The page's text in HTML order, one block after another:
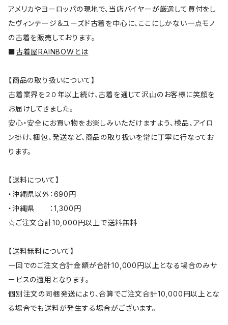
アメリカやヨーロッパの現地で、当店バイヤーが厳選して買付をし
たヴィンテージ＆ユーズド古着を中心に、ここにしかない一点モノ
の古着を販売しております。
■古着屋RAINBOWとは
【商品の取り扱いについて】
古着業界を２０年以上続け、古着を通じて沢山のお客様に笑顔を
お届けしてきました。
安心・安全にお買い物をお楽しみいただけますよう、検品、アイロ
ン掛け、梱包、発送など、商品の取り扱いを常に丁寧に行なってお
ります。
【送料について】
・沖縄県以外：690円
・沖縄県 ：1,300円
☆ご注文合計10,000円以上で送料無料
【送料無料について】
一回でのご注文合計金額が合計10,000円以上となる場合のみサ
ービスの適用となります。
個別注文の同梱発送により、合算でご注文合計10,000円以上とな
る場合でも送料が発生する場合がございます。